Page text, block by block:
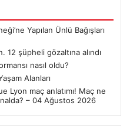
Yapılan Ünlü Bağışları
12 şüpheli gözaltına alındı
nasıl oldu?
Alanları
Lyon maç anlatımı! Maç ne
– 04 Ağustos 2026